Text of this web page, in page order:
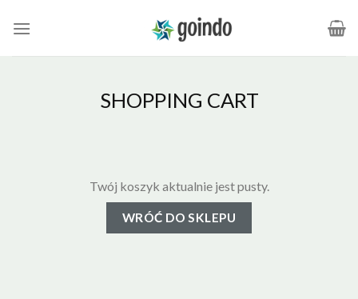
SHOPPING CART
Twój koszyk aktualnie jest pusty.
WRÓĆ DO SKLEPU